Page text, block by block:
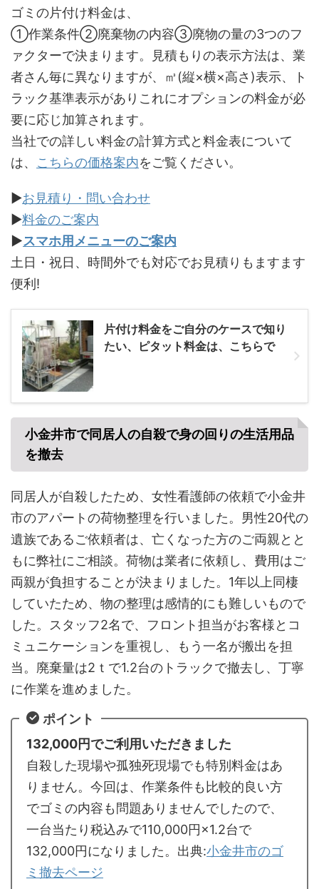
ゴミの片付け料金は、
①作業条件②廃棄物の内容③廃物の量の3つのフ
ァクターで決まります。見積もりの表示方法は、業
者さん毎に異なりますが、㎥(縦×横×高さ)表示、ト
ラック基準表示がありこれにオプションの料金が必
要に応じ加算されます。
当社での詳しい料金の計算方式と料金表について
は、 こちらの価格案内をご覧ください。
▶お見積り・問い合わせ
▶料金のご案内
▶スマホ用メニューのご案内
土日・祝日、時間外でも対応でお見積りもますます
便利!
片付け料金をご自分のケースで知り
たい、ピタット料金は、こちらで
小金井市で同居人の自殺で身の回りの生活用品
を撤去
同居人が自殺したため、女性看護師の依頼で小金井
市のアパートの荷物整理を行いました。男性20代の
遺族であるご依頼者は、亡くなった方のご両親とと
もに弊社にご相談。荷物は業者に依頼し、費用はご
両親が負担することが決まりました。1年以上同棲
していたため、物の整理は感情的にも難しいもので
した。スタッフ2名で、フロント担当がお客様とコ
ミュニケーションを重視し、もう一名が搬出を担
当。廃棄量は2ｔで1.2台のトラックで撤去し、丁寧
に作業を進めました。
ポイント
132,000円でご利用いただきました
自殺した現場や孤独死現場でも特別料金はあ
りません。今回は、作業条件も比較的良い方
でゴミの内容も問題ありませんでしたので、
一台当たり税込みで110,000円×1.2台で
132,000円になりました。出典:小金井市のゴ
ミ撤去ページ